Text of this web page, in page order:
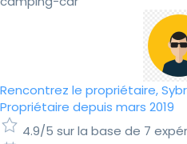
Rencontrez le propriétaire,
Propriétaire depuis mars 2019
4.9/5 sur la base de 7